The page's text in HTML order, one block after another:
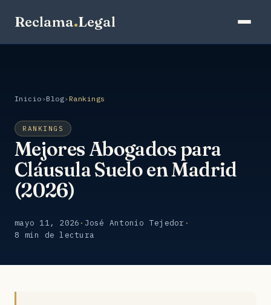
Reclama.Legal
Inicio › Blog› Rankings
RANKINGS
Mejores Abogados para
Cláusula Suelo en Madrid
(2026)
mayo 11, 2026 · José Antonio Tejedor ·
8 min de lectura